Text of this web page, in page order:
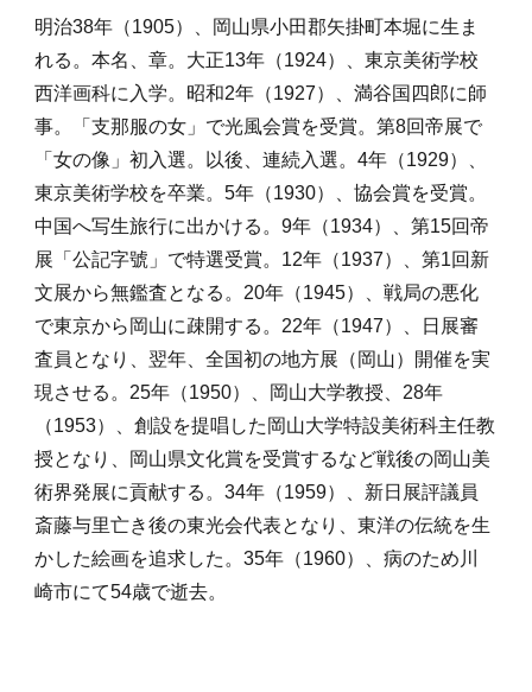
明治38年（1905）、岡山県小田郡矢掛町本堀に生ま
れる。本名、章。大正13年（1924）、東京美術学校
西洋画科に入学。昭和2年（1927）、満谷国四郎に師
事。「支那服の女」で光風会賞を受賞。第8回帝展で
「女の像」初入選。以後、連続入選。4年（1929）、
東京美術学校を卒業。5年（1930）、協会賞を受賞。
中国へ写生旅行に出かける。9年（1934）、第15回帝
展「公記字號」で特選受賞。12年（1937）、第1回新
文展から無鑑査となる。20年（1945）、戦局の悪化
で東京から岡山に疎開する。22年（1947）、日展審
査員となり、翌年、全国初の地方展（岡山）開催を実
現させる。25年（1950）、岡山大学教授、28年
（1953）、創設を提唱した岡山大学特設美術科主任教
授となり、岡山県文化賞を受賞するなど戦後の岡山美
術界発展に貢献する。34年（1959）、新日展評議員
斎藤与里亡き後の東光会代表となり、東洋の伝統を生
かした絵画を追求した。35年（1960）、病のため川
崎市にて54歳で逝去。